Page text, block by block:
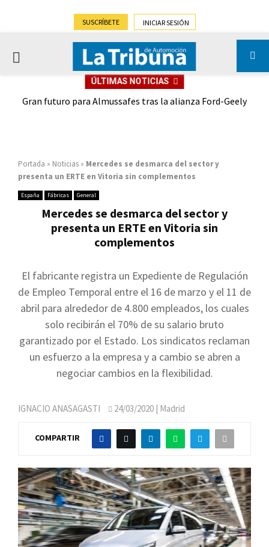
SUSCRÍBETE INICIAR SESIÓN
PRIMARY
ÚLTIMAS NOTICIAS
Gran futuro para Almussafes tras la alianza Ford-Geely
Portada » Noticias » Mercedes se desmarca del sector y
presenta un ERTE en Vitoria sin complementos
España Fábricas General
Mercedes se desmarca del sector y
presenta un ERTE en Vitoria sin
complementos
El fabricante registra un Expediente de Regulación
de Empleo Temporal entre el 16 de marzo y el 11 de
abril para alrededor de 4.800 empleados, los cuales
solo recibirán el 70% de su salario bruto
garantizado por el Estado. Los sindicatos reclaman
un esfuerzo a la empresa y a cambio se abren a
negociar cambios en la flexibilidad.
IGNACIO ANASAGASTI 24/03/2020 | Madrid
COMPARTIR